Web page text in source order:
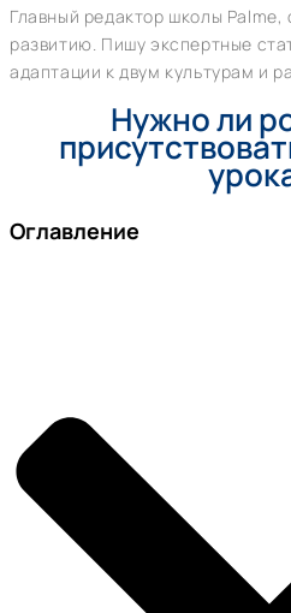
Главный редактор школы
развитию. Пишу экспертные
адаптации к двум культурам и
Нужно ли
Оглавление